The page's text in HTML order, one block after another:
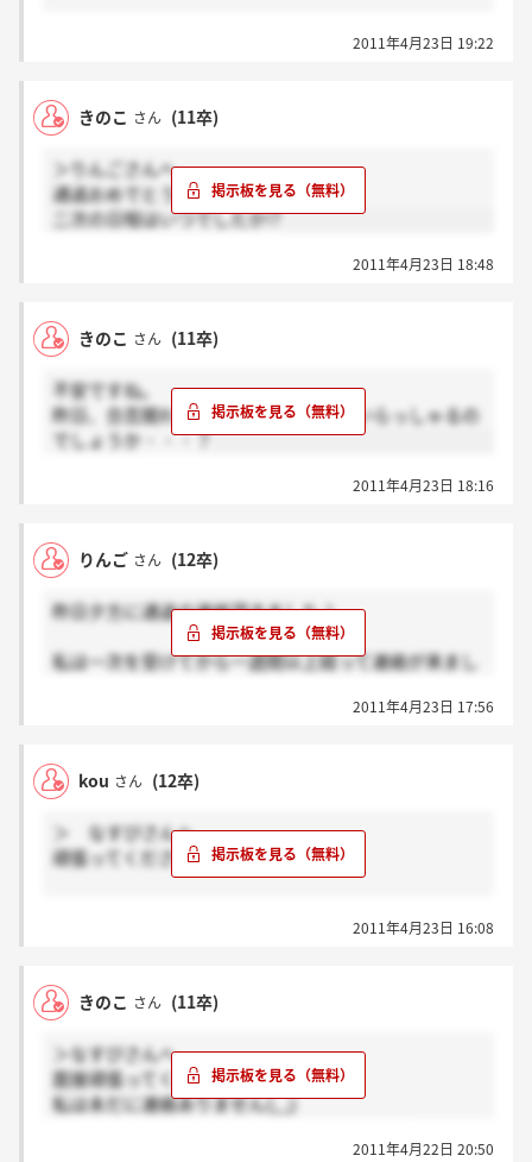
2011年4月23日 19:22
きのこ さん (11卒)
＞りんごさんへ
通過おめでとうございます！
二次の日程はいつでしたか!?
2011年4月23日 18:48
きのこ さん (11卒)
不安ですね。
昨日、合否関わらず連絡きた方は他にいらっしゃるの
でしょうか・・・？
2011年4月23日 18:16
りんご さん (12卒)
昨日夕方に通過の連絡頂きました♪
私は一次を受けてから一週間以上経って連絡が来まし
2011年4月23日 17:56
kou さん (12卒)
＞ なすびさんへ
頑張ってください!!
ちなみに19日に1次でしたが、まだ連絡ありません
2011年4月23日 16:08
きのこ さん (11卒)
＞なすびさんへ
面接頑張ってください！
私は未だに連絡ありません(;_;)
2011年4月22日 20:50